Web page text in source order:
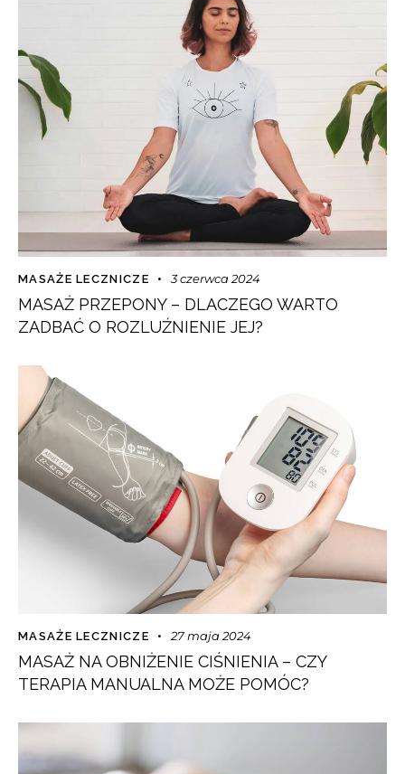
MASAŻE LECZNICZE 3 czerwca 2024
MASAŻ PRZEPONY – DLACZEGO WARTO
ZADBAĆ O ROZLUŹNIENIE JEJ?
MASAŻE LECZNICZE 27 maja 2024
MASAŻ NA OBNIŻENIE CIŚNIENIA – CZY
TERAPIA MANUALNA MOŻE POMÓC?